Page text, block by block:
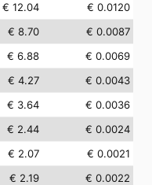
€ 12.04
€ 0.0120
€ 8.70
€ 0.0087
€ 6.88
€ 0.0069
€ 4.27
€ 0.0043
€ 3.64
€ 0.0036
€ 2.44
€ 0.0024
€ 2.07
€ 0.0021
€ 2.19
€ 0.0022